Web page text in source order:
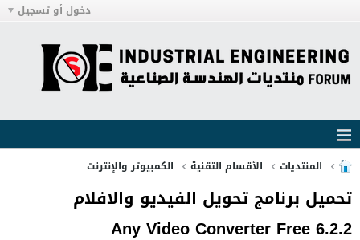
دخول أو تسجيل
المنتديات الأقسام التقنية الكمبيوتر والإنترنت
تحميل برنامج تحويل الفيديو والافلام
Any Video Converter Free 6.2.2